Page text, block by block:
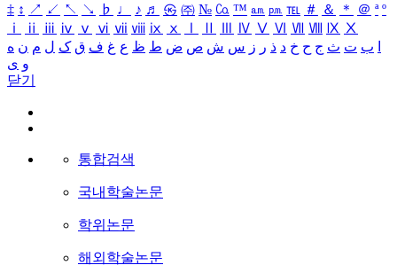
‡ ↕ ↗ ↙ ↖ ↘ ♭ ♩ ♪ ♬ ㉿ ㈜ № ㏇ ™ ㏂ ㏘ ℡ ＃ ＆ ＊ ＠ ª º
ⅰ
ⅱ ⅲ ⅳ ⅴ ⅵ ⅶ ⅷ ⅸ ⅹ Ⅳ Ⅴ Ⅵ Ⅶ Ⅷ Ⅸ Ⅹ
ب ت ث ج ح خ د ذ ر ز س ش ص ض ط ظ ع غ ف ق ک ل م ن ه
و ی
닫기
통합검색
국내학술논문
학위논문
해외학술논문